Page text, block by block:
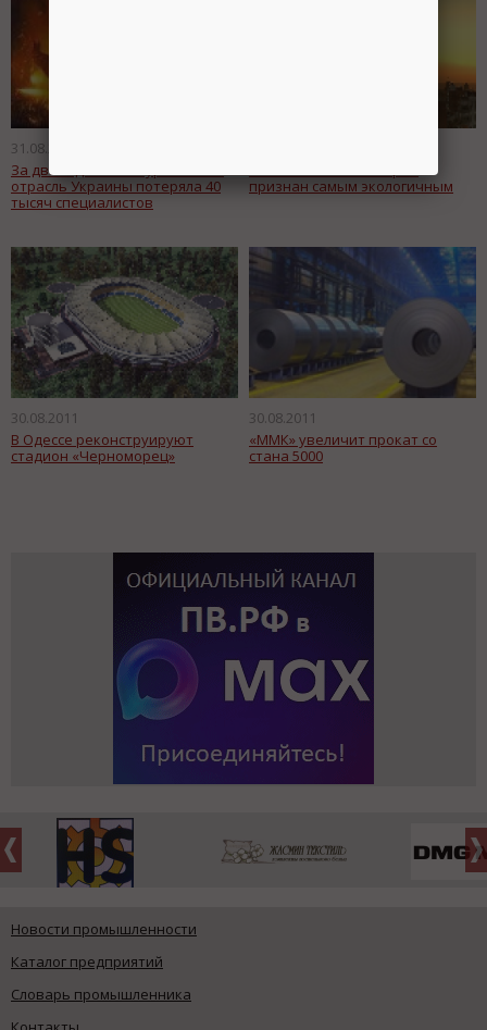
31.08.2011
За два года металлургическая
отрасль Украины потеряла 40
тысяч специалистов
признан самым экологичным
30.08.2011
В Одессе реконструируют
стадион «Черноморец»
30.08.2011
«ММК» увеличит прокат со
стана 5000
Новости промышленности
Каталог предприятий
Словарь промышленника